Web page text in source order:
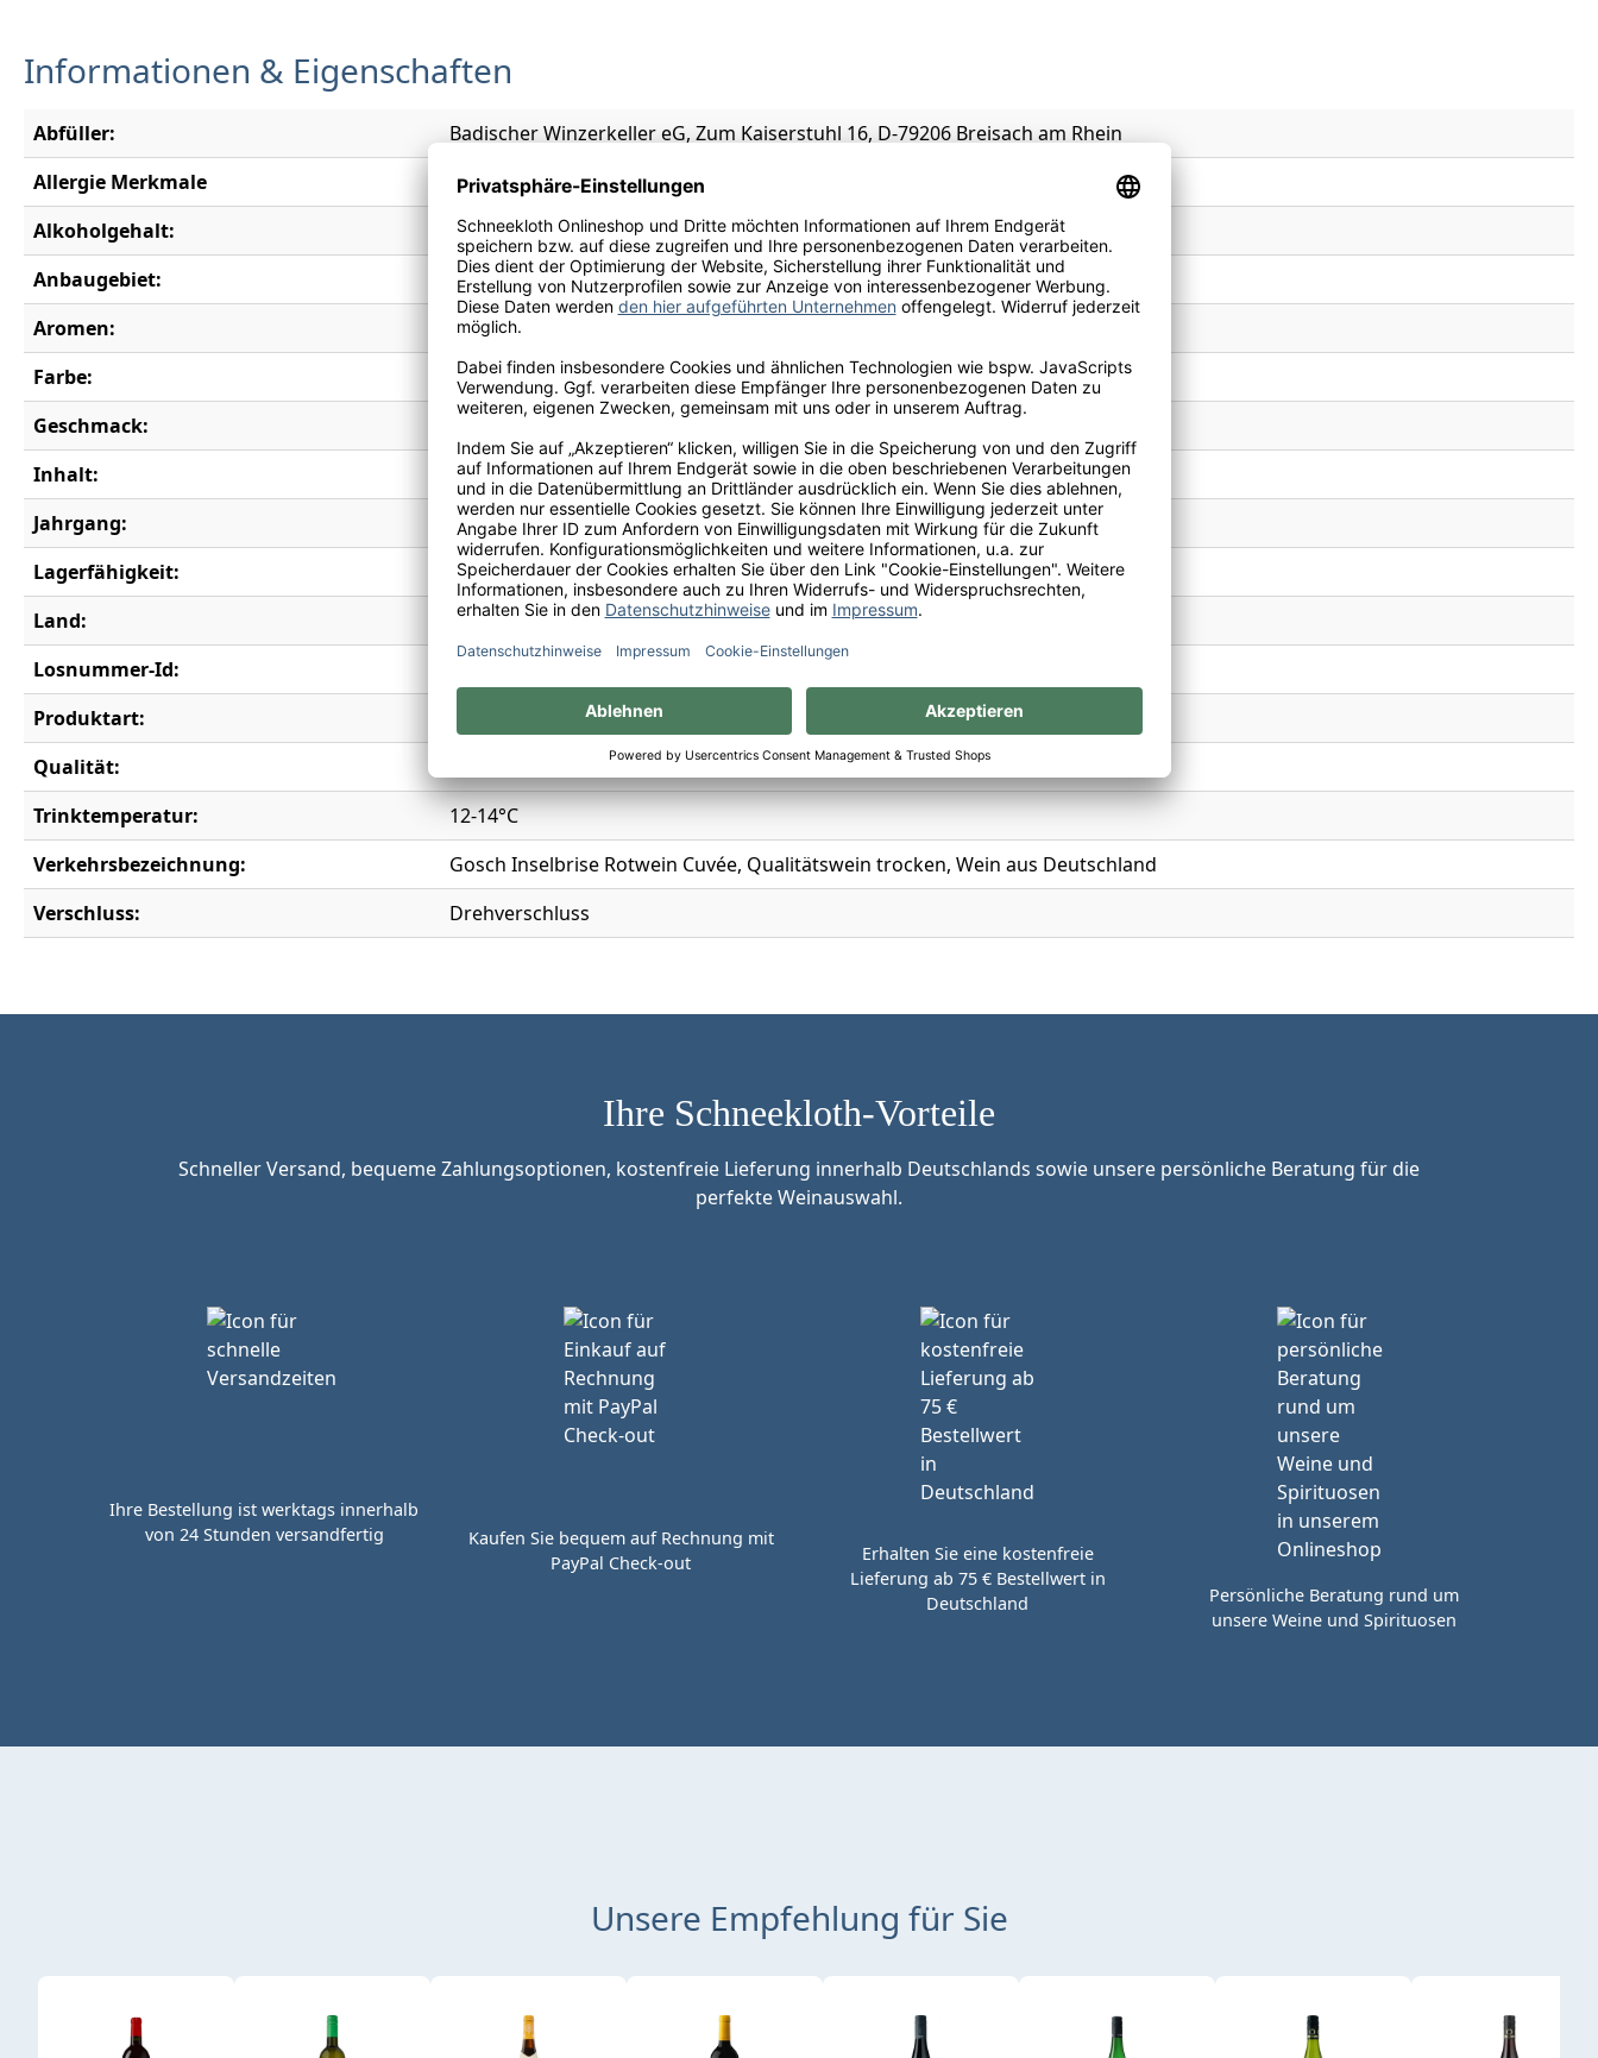
Informationen & Eigenschaften
Abfüller:
Badischer Winzerkeller eG, Zum Kaiserstuhl 16, D-79206 Breisach am Rhein
Allergie Merkmale
Enthält Sulfite
Alkoholgehalt:
13,5 % vol.
Anbaugebiet:
Baden
Aromen:
Brombeere, Himbeere, Holunder
Farbe:
rot
Geschmack:
Inhalt:
0,75 l
Jahrgang:
2023
Lagerfähigkeit:
3 Jahre
Land:
Deutschland
Losnummer-Id:
Produktart:
Qualität:
Trinktemperatur:
12-14°C
Verkehrsbezeichnung:
Gosch Inselbrise Rotwein Cuvée, Qualitätswein trocken, Wein aus Deutschland
Verschluss:
Drehverschluss
Ihre Schneekloth-Vorteile
Schneller Versand, bequeme Zahlungsoptionen, kostenfreie Lieferung innerhalb Deutschlands sowie unsere persönliche Beratung für die
perfekte Weinauswahl.
Ihre Bestellung ist werktags innerhalb
von 24 Stunden versandfertig
Kaufen Sie bequem auf Rechnung mit
PayPal Check-out
Erhalten Sie eine kostenfreie
Lieferung ab 75 € Bestellwert in
Deutschland
Persönliche Beratung rund um
unsere Weine und Spirituosen
Unsere Empfehlung für Sie
Produktgalerie überspringen